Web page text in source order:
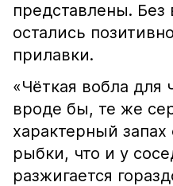
представлены. Без
остались
прилавки.
«Чёткая вобла для
вроде бы, те же
характерный
рыбки, что и у
разжигается